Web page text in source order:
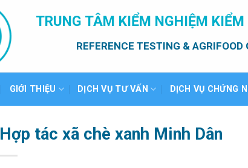
TRUNG TÂM KIỂM NGHIỆM
REFERENCE TESTING &
GIỚI THIỆU DỊCH VỤ TƯ VẤN DỊCH VỤ CHỨNG
Hợp tác xã chè xanh Minh Dân